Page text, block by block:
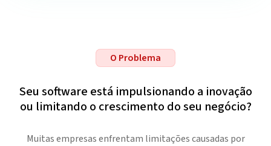
O Problema
Seu software está impulsionando a inovação
ou limitando o crescimento do seu negócio?
Muitas empresas enfrentam limitações causadas por